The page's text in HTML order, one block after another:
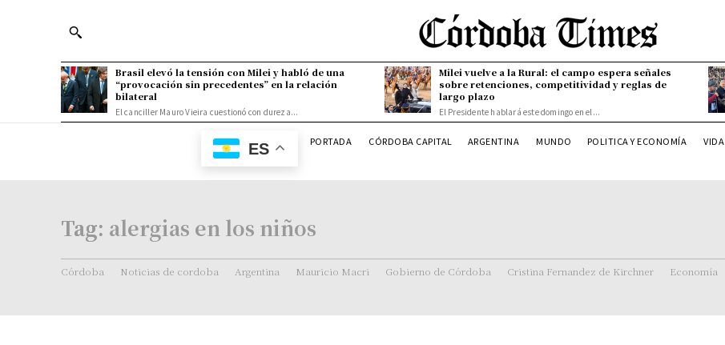
Brasil elevó la tensión con Milei y habló de una
“provocación sin precedentes” en la relación
bilateral
El canciller Mauro Vieira cuestionó con dureza...
Milei vuelve a la Rural: el campo espera señales
sobre retenciones, competitividad y reglas de
largo plazo
El Presidente hablará este domingo en el...
ES PORTADA CÓRDOBA CAPITAL ARGENTINA MUNDO POLITICA Y ECONOMÍA VIDA
Tag: alergias en los niños
Córdoba Noticias de cordoba Argentina Mauricio Macri Gobierno de Córdoba Cristina Fernandez de Kirchner Economía